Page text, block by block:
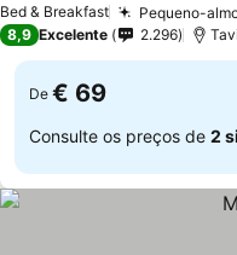
Bed & Breakfast Pequeno-
8,9 Excelente 2.296
De € 69
Consulte os preços de 2